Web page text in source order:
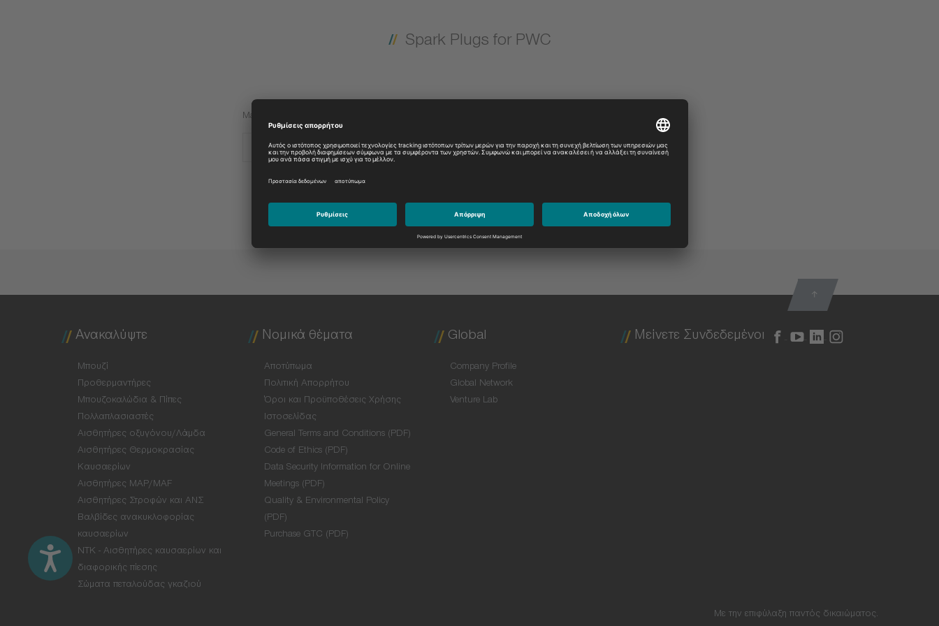
Spark Plugs for PWC
Manufacturer:
Please select
Ανακαλύψτε
Μπουζί
Προθερμαντήρες
Μπουζοκαλώδια & Πίπες
Πολλαπλασιαστές
Αισθητήρες οξυγόνου/Λάμδα
Αισθητήρες Θερμοκρασίας
Καυσαερίων
Αισθητήρες MAP/MAF
Αισθητήρες Στροφών και ΑΝΣ
Βαλβίδες ανακυκλοφορίας
καυσαερίων
NTK - Αισθητήρες καυσαερίων και
διαφορικής πίεσης
Σώματα πεταλούδας γκαζιού
Νομικά θέματα
Αποτύπωμα
Πολιτική Απορρήτου
Όροι και Προϋποθέσεις Χρήσης
Ιστοσελίδας
General Terms and Conditions (PDF)
Code of Ethics (PDF)
Data Security Information for Online
Meetings (PDF)
Quality & Environmental Policy
(PDF)
Purchase GTC (PDF)
Global
Company Profile
Global Network
Venture Lab
Μείνετε Συνδεδεμένοι
Με την επιφύλαξη παντός δικαιώματος.